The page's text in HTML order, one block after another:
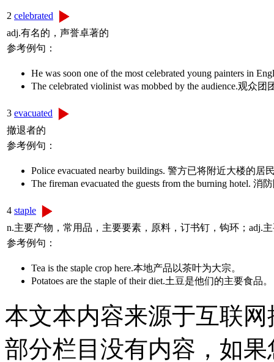
2 celebrated
adj.有名的，声誉卓著的
参考例句：
He was soon one of the most celebrated young painters in
The celebrated violinist was mobbed by the audience.观众
3 evacuated
撤退者的
参考例句：
Police evacuated nearby buildings. 警方已将附近大楼的居
The fireman evacuated the guests from the burning hotel.
4 staple
n.主要产物，常用品，主要要素，原料，订书钉，钩环；adj.
参考例句：
Tea is the staple crop here.本地产品以茶叶为大宗。
Potatoes are the staple of their diet.土豆是他们的主要食品。
本文本内容来源于互联
部分栏目没有内容，如